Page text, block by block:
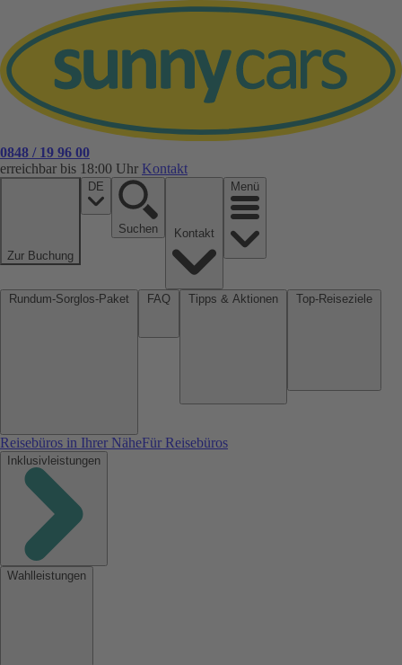
0848 / 19 96 00
erreichbar bis 18:00 Uhr Kontakt
Zur Buchung
DE
Suchen
Menü
Reisebüros in Ihrer NäheFür Reisebüros
Inklusivleistungen
Wahlleistungen